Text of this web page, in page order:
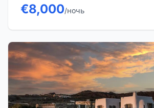
€8,000/ночь